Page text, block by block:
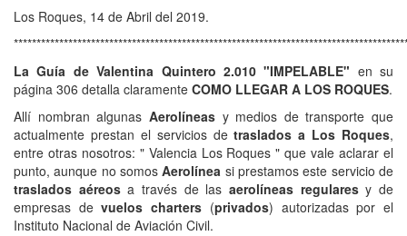
Los Roques, 14 de Abril del 2019.
La Guía de Valentina Quintero 2.010 "IMPELABLE" en su
página 306 detalla claramente COMO LLEGAR A LOS ROQUES.
Allí nombran algunas Aerolíneasy medios de transporte que
actualmente prestan el servicios detraslados a Los Roques,
entre otras nosotros: " Valencia Los Roques " que vale aclarar el
punto, aunque no somosAerolínea si prestamos este servicio de
traslados aéreosa través de lasaerolíneas regularesy de
empresas devuelos charters (privados) autorizadas por el
Instituto Nacional de Aviación Civil.